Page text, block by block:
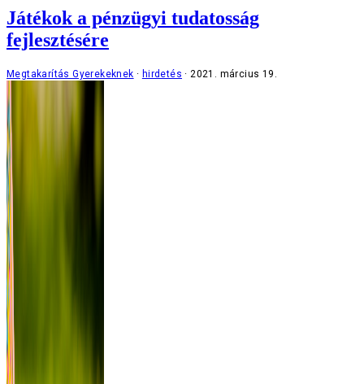
Játékok a pénzügyi tudatosság
fejlesztésére
Megtakarítás Gyerekeknek hirdetés 2021. március 19.